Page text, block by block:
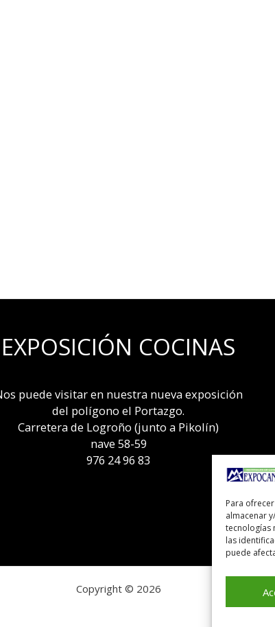
Para
almacenar
tecnologías
las
puede
EXPOSICIÓN COCINAS
puede visitar en nuestra nueva exposición
del polígono el Portazgo.
Carretera de Logroño (junto a Pikolín)
nave 58-59
976 24 96 83
Copyright © 2026